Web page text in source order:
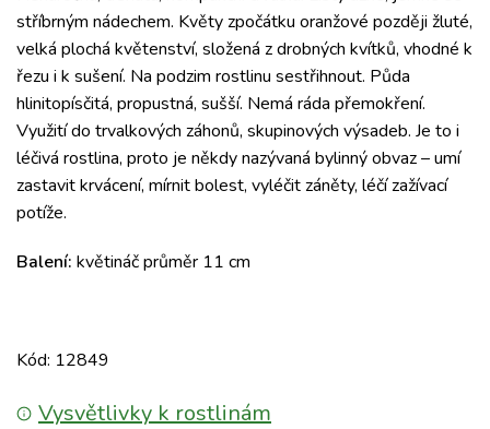
stříbrným nádechem. Květy zpočátku oranžové později žluté,
velká plochá květenství, složená z drobných kvítků, vhodné k
řezu i k sušení. Na podzim rostlinu sestřihnout. Půda
hlinitopísčitá, propustná, sušší. Nemá ráda přemokření.
Využití do trvalkových záhonů, skupinových výsadeb. Je to i
léčivá rostlina, proto je někdy nazývaná bylinný obvaz – umí
zastavit krvácení, mírnit bolest, vyléčit záněty, léčí zažívací
potíže.
Balení: květináč průměr 11 cm
Kód: 12849
Vysvětlivky k rostlinám